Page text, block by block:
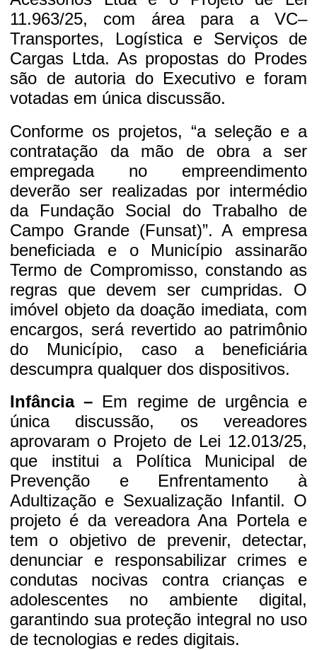
11.963/25, com área para a VC–
Transportes, Logística e Serviços de
Cargas Ltda. As propostas do Prodes
são de autoria do Executivo e foram
votadas em única discussão.
Conforme os projetos, “a seleção e a
contratação da mão de obra a ser
empregada no empreendimento
deverão ser realizadas por intermédio
da Fundação Social do Trabalho de
Campo Grande (Funsat)”. A empresa
beneficiada e o Município assinarão
Termo de Compromisso, constando as
regras que devem ser cumpridas. O
imóvel objeto da doação imediata, com
encargos, será revertido ao patrimônio
do Município, caso a beneficiária
descumpra qualquer dos dispositivos.
Infância – Em regime de urgência e
única discussão, os vereadores
aprovaram o Projeto de Lei 12.013/25,
que institui a Política Municipal de
Prevenção e Enfrentamento à
Adultização e Sexualização Infantil. O
projeto é da vereadora Ana Portela e
tem o objetivo de prevenir, detectar,
denunciar e responsabilizar crimes e
condutas nocivas contra crianças e
adolescentes no ambiente digital,
garantindo sua proteção integral no uso
de tecnologias e redes digitais.